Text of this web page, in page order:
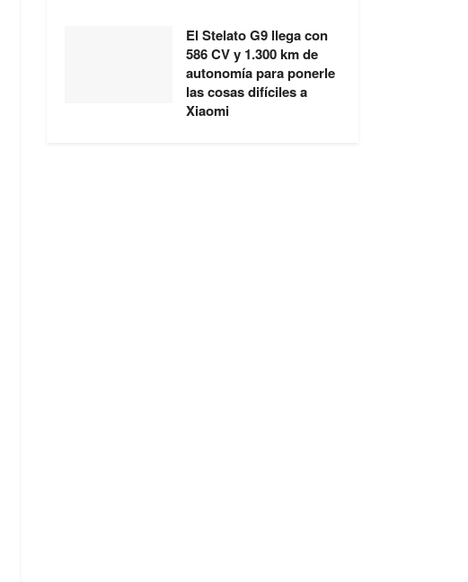
El Stelato G9 llega con
586 CV y 1.300 km de
autonomía para ponerle
las cosas difíciles a
Xiaomi